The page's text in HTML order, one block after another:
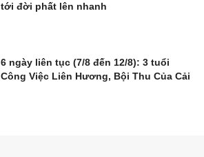
tới đời phất lên nhanh
6 ngày liên tục (7/8 đến 12/8): 3 tuổi
Công Việc Liên Hương, Bội Thu Của Cải